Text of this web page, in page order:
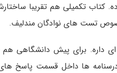
کتاب تکمیلی هم تقریبا
تست های نوادگان مندلیف.
داره. برای پیش دانشگاهی
درسنامه ها داخل قسمت پاسخ